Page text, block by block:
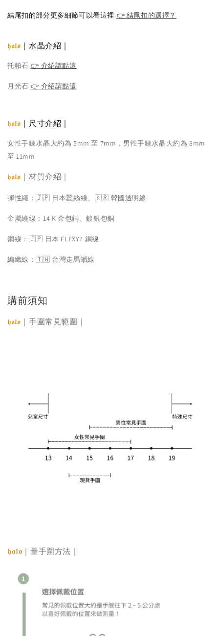
結尾扣的部分更多細節可以看這裡 👉 結尾扣的選擇？
𝖍𝖆𝖑𝖔 ｜水晶介紹｜
托帕石👉 介紹請點這
月光石👉 介紹請點這
𝖍𝖆𝖑𝖔 ｜尺寸介紹｜
女性手鍊水晶大約為 5mm 至 7mm，男性手鍊水晶大約為 8mm
至 11mm
𝖍𝖆𝖑𝖔 ｜材質介紹｜
彈性繩：🇯🇵 日本蠶絲線、🇰🇷 韓國透明線
金屬繞線：14 K 金包銅、鍍銀包銅
鋼線：🇯🇵 日本 FLEXY7 鋼線
編織線：🇹🇼 台灣走馬蠟線
購前須知
𝖍𝖆𝖑𝖔 ｜手圍常見範圍｜
𝖍𝖆𝖑𝖔 ｜量手圍方法｜